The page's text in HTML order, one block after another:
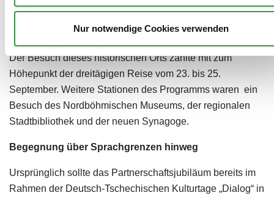
Nur notwendige Cookies verwenden
Anlass der Reise war das 20-jährige
Partnerschaftsjubiläum, das im Mai 2001 auf dem
Jeschken, dem Hausberg von Liberec, beurkundet wurde.
Der Besuch dieses historischen Orts zählte mit zum
Höhepunkt der dreitägigen Reise vom 23. bis 25.
September. Weitere Stationen des Programms waren ein
Besuch des Nordböhmischen Museums, der regionalen
Stadtbibliothek und der neuen Synagoge.
Begegnung über Sprachgrenzen hinweg
Ursprünglich sollte das Partnerschaftsjubiläum bereits im
Rahmen der Deutsch-Tschechischen Kulturtage „Dialog“ in